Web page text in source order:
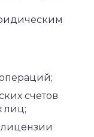
счетов
лиц;
лицензии